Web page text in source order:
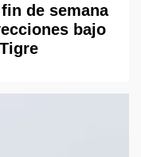
de semana
bajo